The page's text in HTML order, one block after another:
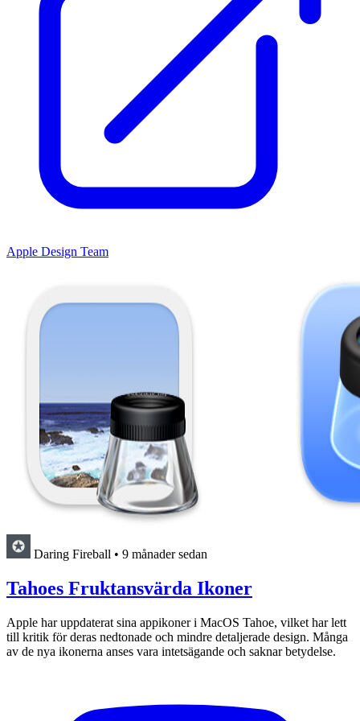
Apple Design Team
Daring Fireball • 9 månader sedan
Tahoes Fruktansvärda Ikoner
Apple har uppdaterat sina appikoner i MacOS Tahoe, vilket har lett
till kritik för deras nedtonade och mindre detaljerade design. Många
av de nya ikonerna anses vara intetsägande och saknar betydelse.